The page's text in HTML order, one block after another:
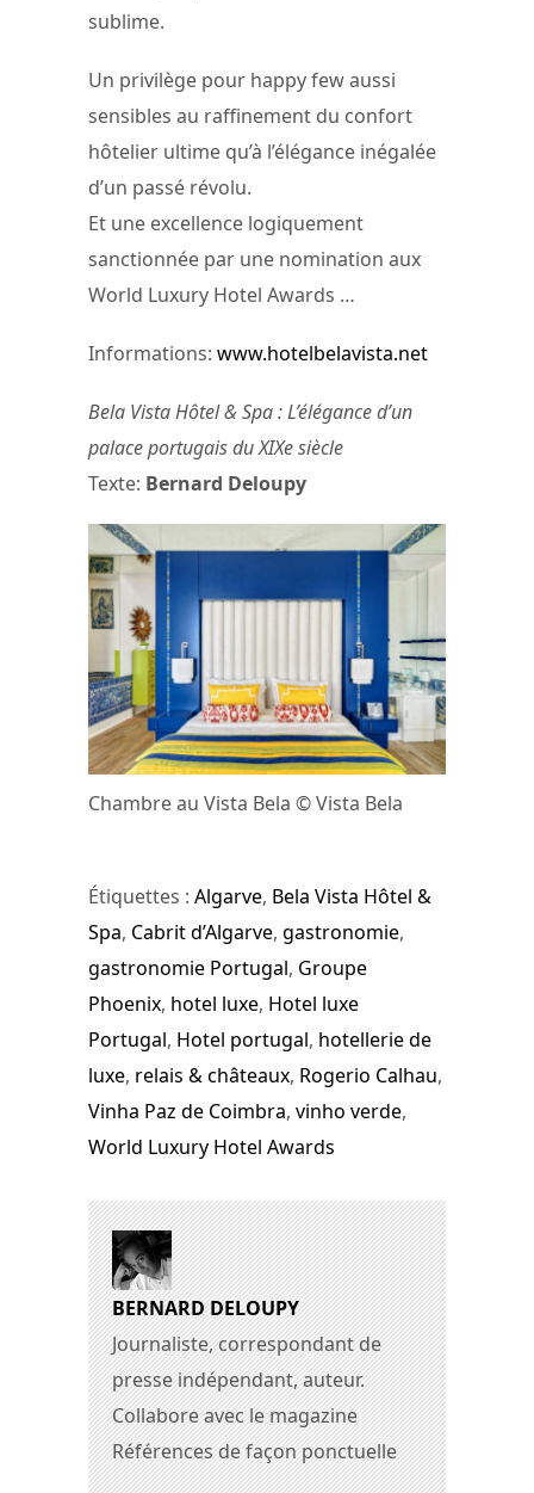
sublime.
Un privilège pour happy few aussi
sensibles au raffinement du confort
hôtelier ultime qu’à l’élégance inégalée
d’un passé révolu.
Et une excellence logiquement
sanctionnée par une nomination aux
World Luxury Hotel Awards …
Informations: www.hotelbelavista.net
Bela Vista Hôtel & Spa : L’élégance d’un
palace portugais du XIXe siècle
Texte: Bernard Deloupy
Chambre au Vista Bela © Vista Bela
Étiquettes : Algarve, Bela Vista Hôtel &
Spa, Cabrit d’Algarve, gastronomie,
gastronomie Portugal, Groupe
Phoenix, hotel luxe, Hotel luxe
Portugal, Hotel portugal, hotellerie de
luxe, relais & châteaux, Rogerio Calhau,
Vinha Paz de Coimbra, vinho verde,
World Luxury Hotel Awards
BERNARD DELOUPY
Journaliste, correspondant de
presse indépendant, auteur.
Collabore avec le magazine
Références de façon ponctuelle